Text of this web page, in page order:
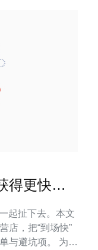
得更快捷
起扯下去。本文
店，把“到场快”
坑项。 为什